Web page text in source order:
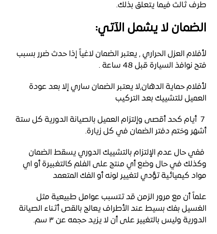
طرف ثالث فيما يتعلق بذلك.
الضمان لا يشمل الآتي:
لأفلام العزل الحراري , يعتبر الضمان لاغياً إذا حدث ضرر بسبب
فتح نوافذ السيارة قبل 48 ساعة .
لأفلام حماية الدهان,لا يعتبر الضمان ساري إلا بعد عودة
العميل للتشييك بعد التركيب
7 أيام كحد أقصى وإلتزام العميل بالصيانة الدورية كل ستة
أشهر وختم دفتر الضمان في كل زيارة.
ففي حال عدم الإلتزام بالتشييك الدوري يسقط الضمان
وكذلك في حال وضع أي منتج على الفلم كالتغبيرة أو اي
مواد كيميائية تؤدي لتغيير لونه أو الفك المتعمد
علماً أن مع مرور الزمن قد تتسبب عوامل طبيعية مثل
الغسيل بفك بسيط عند الأطراف يعالج بالقص أثناء الصيانة
الدورية وليس بالتغيير على أن لا يزيد حجمه عن ٣ سم.